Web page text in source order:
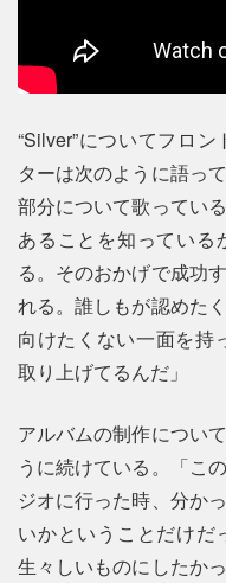
“Silver”についてフロ
ターは次のように語っ
部分について歌ってい
あることを知っている
る。そのおかげで成功
れる。誰しもが認めた
向けたくない一面を持
取り上げてるんだ」
アルバムの制作につい
うに続けている。「こ
ジオに行った時、分か
いかということだけだ
生々しいものにしたか